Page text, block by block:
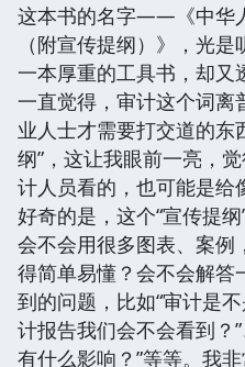
这本书的名字——《中华
（附宣传提纲）》，光
一本厚重的工具书，却又
一直觉得，审计这个词离
业人士才需要打交道的东
纲”，这让我眼前一亮，
计人员看的，也可能是给
好奇的是，这个“宣传提
会不会用很多图表、案例
得简单易懂？会不会解答
到的问题，比如“审计是
计报告我们会不会看到？
有什么影响？”等等。我